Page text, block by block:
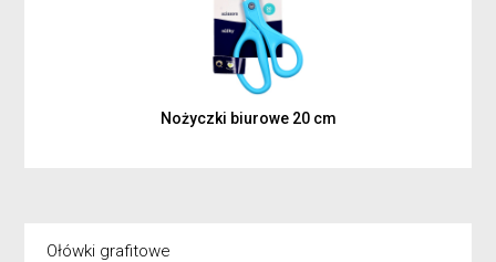
Nożyczki biurowe 20 cm
Ołówki grafitowe